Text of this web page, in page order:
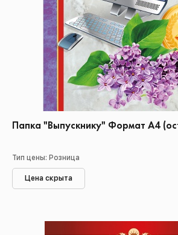
Папка "Выпускнику" Формат А4
Тип цены: Розница
Цена скрыта